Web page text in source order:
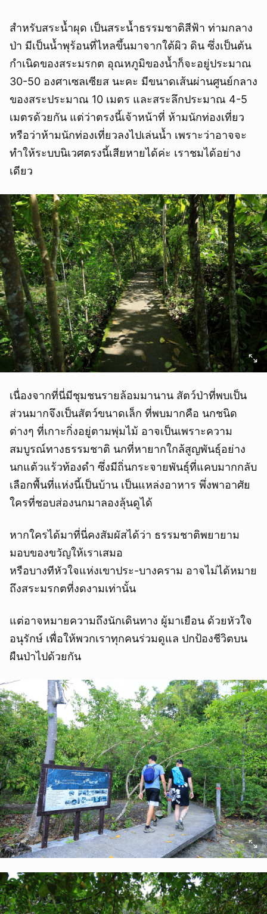
สำหรับสระน้ำผุด เป็นสระน้ำธรรมชาติสีฟ้า ท่ามกลาง
ป่า มีเป็นน้ำพุร้อนที่ไหลขึ้นมาจากใต้ผิว ดิน ซึ่งเป็นต้น
กำเนิดของสระมรกต อุณหภูมิของน้ำก็จะอยู่ประมาณ
30-50 องศาเซลเซียส นะคะ มีขนาดเส้นผ่านศูนย์กลาง
ของสระประมาณ 10 เมตร และสระลึกประมาณ 4-5
เมตรด้วยกัน แต่ว่าตรงนี้เจ้าหน้าที่ ห้ามนักท่องเที่ยว
หรือว่าห้ามนักท่องเที่ยวลงไปเล่นน้ำ เพราะว่าอาจจะ
ทำให้ระบบนิเวศตรงนี้เสียหายได้ค่ะ เราชมได้อย่าง
เดียว
เนื่องจากที่นี่มีชุมชนรายล้อมมานาน สัตว์ป่าที่พบเป็น
ส่วนมากจึงเป็นสัตว์ขนาดเล็ก ที่พบมากคือ นกชนิด
ต่างๆ ที่เกาะกิ่งอยู่ตามพุ่มไม้ อาจเป็นเพราะความ
สมบูรณ์ทางธรรมชาติ นกที่หายากใกล้สูญพันธุ์อย่าง
นกแต้วแร้วท้องดำ ซึ่งมีถิ่นกระจายพันธุ์ที่แคบมากกลับ
เลือกพื้นที่แห่งนี้เป็นบ้าน เป็นแหล่งอาหาร พึ่งพาอาศัย
ใครที่ชอบส่องนกมาลองลุ้นดูได้
หากใครได้มาที่นี่คงสัมผัสได้ว่า ธรรมชาติพยายาม
มอบของขวัญให้เราเสมอ
หรือบางทีหัวใจแห่งเขาประ-บางคราม อาจไม่ได้หมาย
ถึงสระมรกตที่งดงามเท่านั้น
แต่อาจหมายความถึงนักเดินทาง ผู้มาเยือน ด้วยหัวใจ
อนุรักษ์ เพื่อให้พวกเราทุกคนร่วมดูแล ปกป้องชีวิตบน
ผืนป่าไปด้วยกัน